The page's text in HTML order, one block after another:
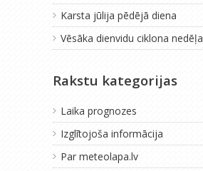
Karsta jūlija pēdējā diena
Vēsāka dienvidu ciklona nedēļa
Rakstu kategorijas
Laika prognozes
Izglītojoša informācija
Par meteolapa.lv